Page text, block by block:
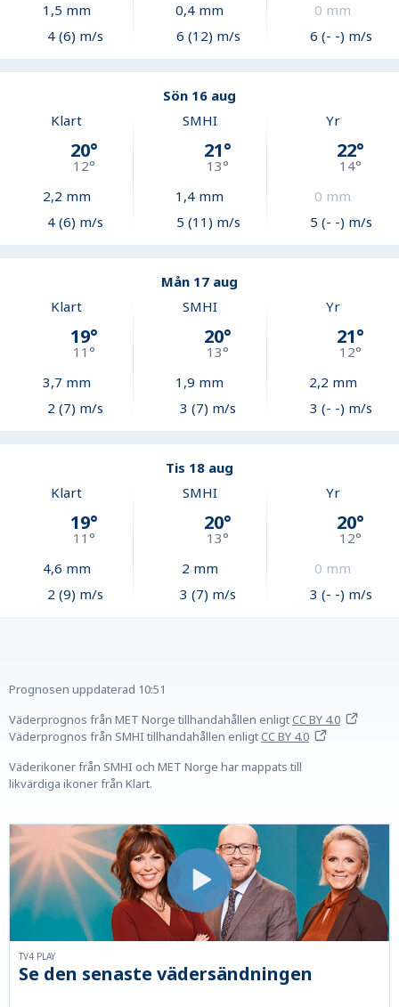
1,5 mm
4 (6) m/s
0,4 mm
6 (12) m/s
0 mm
6 (- -) m/s
Sön 16 aug
Klart
20°
12°
2,2 mm
4 (6) m/s
SMHI
21°
13°
1,4 mm
5 (11) m/s
Yr
22°
14°
0 mm
5 (- -) m/s
Mån 17 aug
Klart
19°
11°
3,7 mm
2 (7) m/s
SMHI
20°
13°
1,9 mm
3 (7) m/s
Yr
21°
12°
2,2 mm
3 (- -) m/s
Tis 18 aug
Klart
19°
11°
4,6 mm
2 (9) m/s
SMHI
20°
13°
2 mm
3 (7) m/s
Yr
20°
12°
0 mm
3 (- -) m/s
Prognosen uppdaterad 10:51
Väderprognos från MET Norge tillhandahållen enligtCC BY 4.0
Väderprognos från SMHI tillhandahållen enligtCC BY 4.0
Väderikoner från SMHI och MET Norge har mappats till
likvärdiga ikoner från Klart.
Se den senaste vädersändningen
TV4 PLAY